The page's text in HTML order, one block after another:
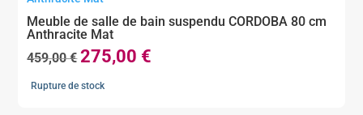
Meuble de salle de bain suspendu CORDOBA 80 cm
Anthracite Mat
459,00€Le
prix
275,00 €
Rupture de stock